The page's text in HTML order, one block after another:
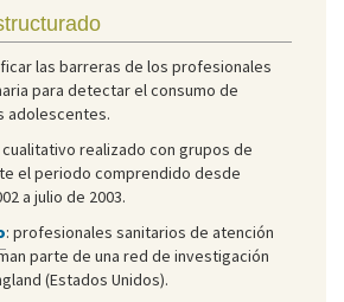
las barreras de los profesionales
para detectar el consumo de
adolescentes.
realizado con grupos de
el periodo comprendido desde
a julio de 2003.
: profesionales sanitarios de atención
parte de una red de investigación
(Estados Unidos).